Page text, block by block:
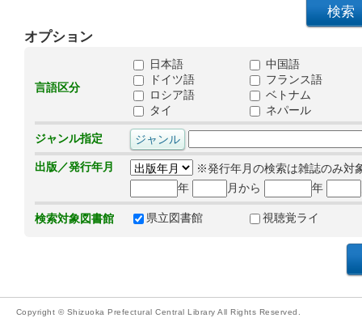
オプション
言語区分
日本語
中国語
ドイツ語
フランス語
ロシア語
ベトナム
タイ
ネパール
ジャンル指定
出版／発行年月
※発行年月の検索は雑誌のみ対
年
月から 年
検索対象図書館 県立図書館 視聴覚ライ
Copyright © Shizuoka Prefectural Central Library All Rights Reserved.